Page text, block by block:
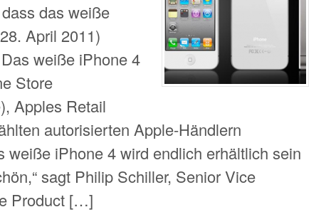
das weiße
April 2011)
weiße iPhone 4
Store
Apples Retail
autorisierten Apple-Händlern
weiße iPhone 4 wird endlich erhältlich sein
sagt Philip Schiller, Senior Vice
Product […]